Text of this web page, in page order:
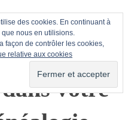
vos
votre
des cookies. En continuant à
nous en utilisions.
façon de contrôler les cookies,
relative aux cookies